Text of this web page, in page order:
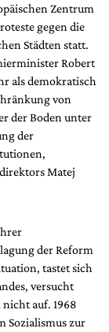
Zentrum
gegen die
Städten statt.
Robert
als demokratisch
von
der Boden unter
der
Matej
der Reform
tastet sich
versucht
auf. 1968
Sozialismus zur